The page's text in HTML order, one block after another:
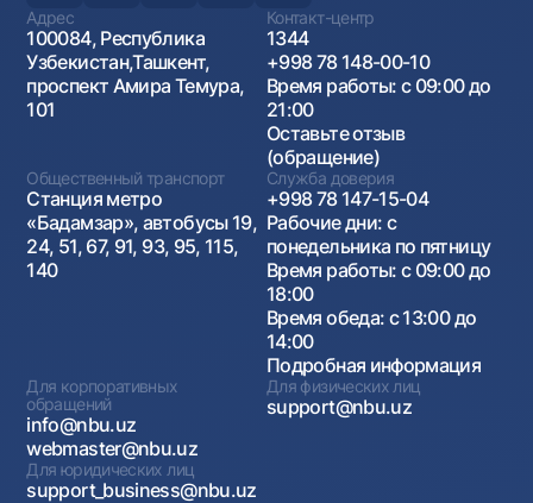
Адрес
100084, Республика
Узбекистан,Ташкент,
проспект Амира Темура,
101
Контакт-центр
1344
+998 78 148-00-10
Время работы: с 09:00 до
21:00
Оставьте отзыв
(обращение)
Общественный транспорт
Станция метро
«Бадамзар», автобусы 19,
24, 51, 67, 91, 93, 95, 115,
140
Служба доверия
+998 78 147-15-04
Рабочие дни: с
понедельника по пятницу
Время работы: с 09:00 до
18:00
Время обеда: с 13:00 до
14:00
Подробная информация
Для корпоративных
обращений
info@nbu.uz
webmaster@nbu.uz
Для физических лиц
support@nbu.uz
Для юридических лиц
support_business@nbu.uz